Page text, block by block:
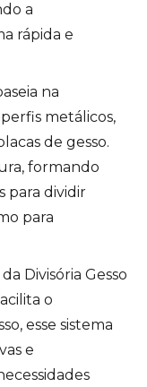
a
rápida e
na
metálicos,
de gesso.
formando
para dividir
para
Divisória Gesso
o
esse sistema
e